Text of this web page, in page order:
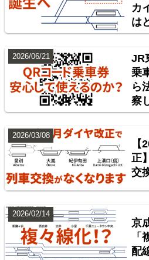
東北地方臨海鉄道配線略図
臨海鉄
カ
は
JR
乗
ら
察
2026/06/21
正
交
2026/03/08
京
配
2026/02/14